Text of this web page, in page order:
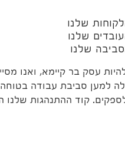
שלנו
שלנו
שלנו
עסק בר קיימא, ואנו
למען סביבת עבודה בטוחה,
קוד ההתנהגות